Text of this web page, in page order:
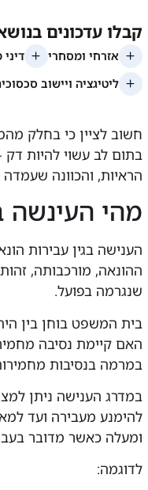
חשוב לציין כי בחלק
בתום לב עשוי להיות
הראיות, והכוונה
מהי העינשה
הענישה בגין עבירות
ההונאה, מורכבותה,
שנגרמה בפועל.
בית המשפט בוחן בין
האם קיימת נסיבה
במרמה בנסיבות מחמירות – מונח
במדרג הענישה ניתן
להימנע מעבירה ועד
ומעלה כאשר מדובר
לדוגמה: